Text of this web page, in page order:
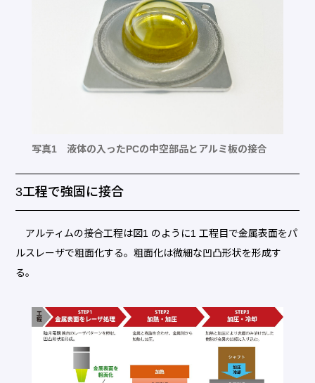
写真1 液体の入ったPCの中空部品とアルミ板の接合
3工程で強固に接合
アルティムの接合工程は図1 のように1 工程目で金属表面をパ
ルスレーザで粗面化する。粗面化は微細な凹凸形状を形成す
る。